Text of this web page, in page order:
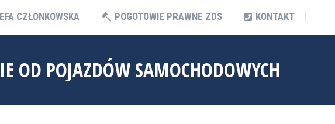
CZŁONKOWSKA POGOTOWIE PRAWNE ZDS KONTAKT
OD POJAZDÓW SAMOCHODOWYCH